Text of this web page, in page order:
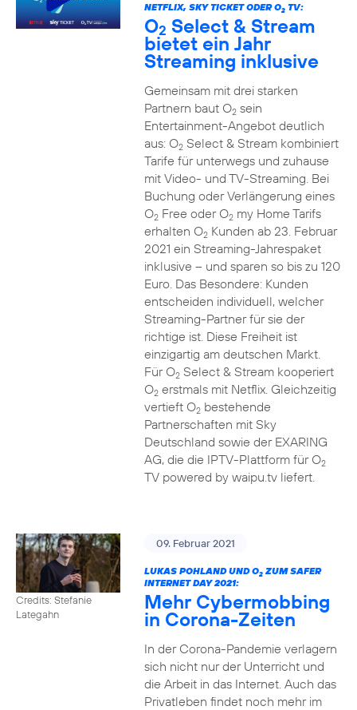
NETFLIX, SKY TICKET ODER O2TV:
O2 Select & Stream
bietet ein Jahr
Streaming inklusive
Gemeinsam mit drei starken
Partnern baut O2sein
Entertainment-Angebot deutlich
aus: O2Select & Stream kombiniert
Tarife für unterwegs und zuhause
mit Video- und TV-Streaming. Bei
Buchung oder Verlängerung eines
O2Free oder O2my Home Tarifs
erhalten O2Kunden ab 23. Februar
2021 ein Streaming-Jahrespaket
inklusive – und sparen so bis zu 120
Euro. Das Besondere: Kunden
entscheiden individuell, welcher
Streaming-Partner für sie der
richtige ist. Diese Freiheit ist
einzigartig am deutschen Markt.
Für O2Select & Stream kooperiert
O2erstmals mit Netflix. Gleichzeitig
vertieft O2bestehende
Partnerschaften mit Sky
Deutschland sowie der EXARING
AG, die die IPTV-Plattform für O2
TV powered by waipu.tv liefert.
Credits: Stefanie
Lategahn
09. Februar 2021
LUKAS POHLAND UND O2ZUM SAFER
INTERNET DAY 2021:
Mehr Cybermobbing
in Corona-Zeiten
In der Corona-Pandemie verlagern
sich nicht nur der Unterricht und
die Arbeit in das Internet. Auch das
Privatleben findet noch mehr im